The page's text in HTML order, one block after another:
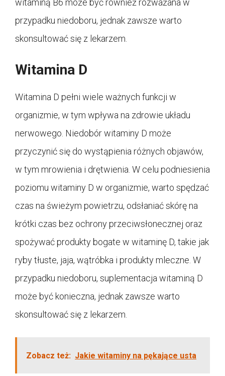
witaminą B6 może być również rozważana w
przypadku niedoboru, jednak zawsze warto
skonsultować się z lekarzem.
Witamina D
Witamina D pełni wiele ważnych funkcji w
organizmie, w tym wpływa na zdrowie układu
nerwowego. Niedobór witaminy D może
przyczynić się do wystąpienia różnych objawów,
w tym mrowienia i drętwienia. W celu podniesienia
poziomu witaminy D w organizmie, warto spędzać
czas na świeżym powietrzu, odsłaniać skórę na
krótki czas bez ochrony przeciwsłonecznej oraz
spożywać produkty bogate w witaminę D, takie jak
ryby tłuste, jaja, wątróbka i produkty mleczne. W
przypadku niedoboru, suplementacja witaminą D
może być konieczna, jednak zawsze warto
skonsultować się z lekarzem.
Zobacz też: Jakie witaminy na pękające usta